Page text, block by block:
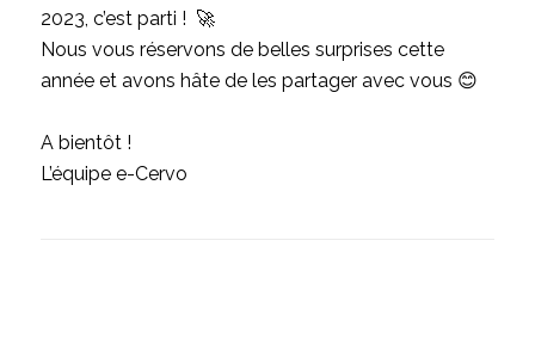
2023, c’est parti ! 🚀
Nous vous réservons de belles surprises cette
année et avons hâte de les partager avec vous 😊
A bientôt !
L’équipe e-Cervo